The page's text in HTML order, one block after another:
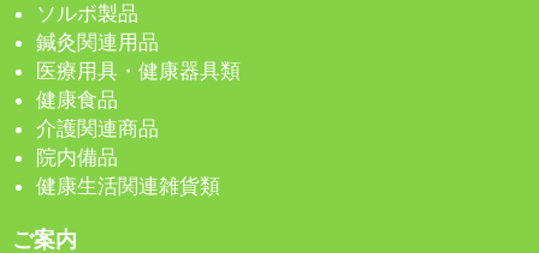
ソルボ製品
鍼灸関連用品
医療用具・健康器具類
健康食品
介護関連商品
院内備品
健康生活関連雑貨類
ご案内